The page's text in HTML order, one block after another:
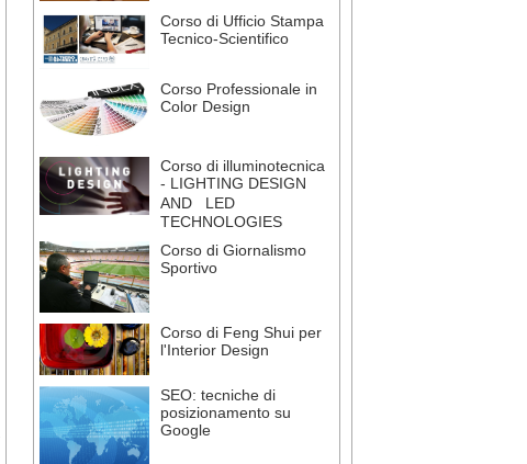
Corso di Ufficio Stampa
Tecnico-Scientifico
Corso Professionale in
Color Design
Corso di illuminotecnica
- LIGHTING DESIGN
AND LED
TECHNOLOGIES
Corso di Giornalismo
Sportivo
Corso di Feng Shui per
l'Interior Design
SEO: tecniche di
posizionamento su
Google